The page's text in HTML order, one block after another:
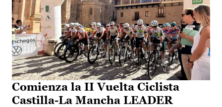
Comienza la II Vuelta Ciclista
Castilla-La Mancha LEADER